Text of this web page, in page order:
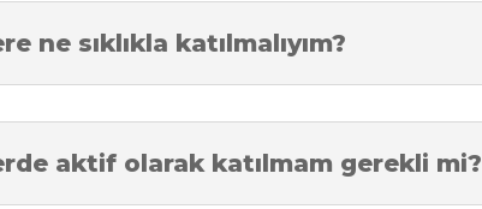
ne sıklıkla katılmalıyım?
aktif olarak katılmam gerekli mi?